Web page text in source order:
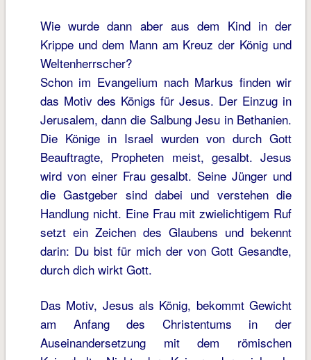
Wie wurde dann aber aus dem Kind in der
Krippe und dem Mann am Kreuz der König und
Weltenherrscher?
Schon im Evangelium nach Markus finden wir
das Motiv des Königs für Jesus. Der Einzug in
Jerusalem, dann die Salbung Jesu in Bethanien.
Die Könige in Israel wurden von durch Gott
Beauftragte, Propheten meist, gesalbt. Jesus
wird von einer Frau gesalbt. Seine Jünger und
die Gastgeber sind dabei und verstehen die
Handlung nicht. Eine Frau mit zwielichtigem Ruf
setzt ein Zeichen des Glaubens und bekennt
darin: Du bist für mich der von Gott Gesandte,
durch dich wirkt Gott.
Das Motiv, Jesus als König, bekommt Gewicht
am Anfang des Christentums in der
Auseinandersetzung mit dem römischen